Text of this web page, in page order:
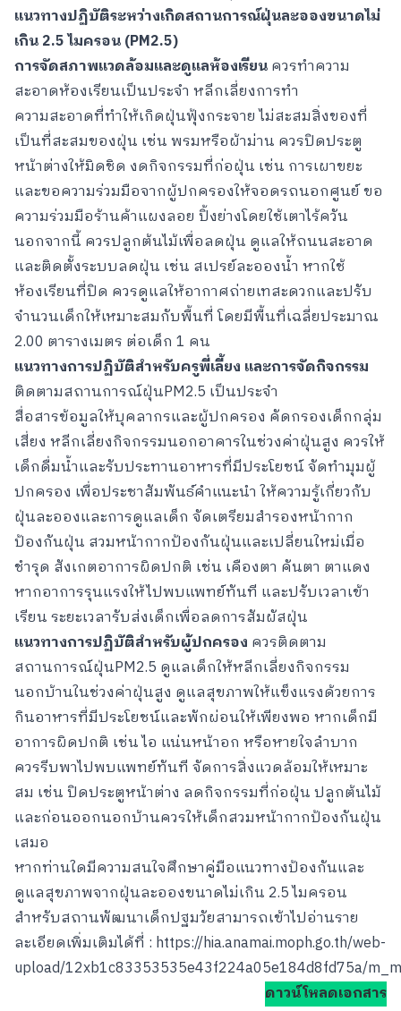
แนวทางปฏิบัติระหว่างเกิดสถานการณ์ฝุ่นละอองขนาดไม่
เกิน 2.5 ไมครอน (PM2.5)
การจัดสภาพแวดล้อมและดูแลห้องเรียนควรทำความ
สะอาดห้องเรียนเป็นประจำ หลีกเลี่ยงการทำ
ความสะอาดที่ทำให้เกิดฝุ่นฟุ้งกระจาย ไม่สะสมสิ่งของที่
เป็นที่สะสมของฝุ่น เช่น พรมหรือผ้าม่าน ควรปิดประตู
หน้าต่างให้มิดชิด งดกิจกรรมที่ก่อฝุ่น เช่น การเผาขยะ
และขอความร่วมมือจากผู้ปกครองให้จอดรถนอกศูนย์ ขอ
ความร่วมมือร้านค้าแผงลอย ปิ้งย่างโดยใช้เตาไร้ควัน
นอกจากนี้ ควรปลูกต้นไม้เพื่อลดฝุ่น ดูแลให้ถนนสะอาด
และติดตั้งระบบลดฝุ่น เช่น สเปรย์ละอองน้ำ หากใช้
ห้องเรียนที่ปิด ควรดูแลให้อากาศถ่ายเทสะดวกและปรับ
จำนวนเด็กให้เหมาะสมกับพื้นที่ โดยมีพื้นที่เฉลี่ยประมาณ
2.00 ตารางเมตร ต่อเด็ก 1 คน
แนวทางการปฏิบัติสำหรับครูพี่เลี้ยง และการจัดกิจกรรม
ติดตามสถานการณ์ฝุ่นPM2.5 เป็นประจำ
สื่อสารข้อมูลให้บุคลากรและผู้ปกครอง คัดกรองเด็กกลุ่ม
เสี่ยง หลีกเลี่ยงกิจกรรมนอกอาคารในช่วงค่าฝุ่นสูง ควรให้
เด็กดื่มน้ำและรับประทานอาหารที่มีประโยชน์ จัดทำมุมผู้
ปกครอง เพื่อประชาสัมพันธ์คำแนะนำ ให้ความรู้เกี่ยวกับ
ฝุ่นละอองและการดูแลเด็ก จัดเตรียมสำรองหน้ากาก
ป้องกันฝุ่น สวมหน้ากากป้องกันฝุ่นและเปลี่ยนใหม่เมื่อ
ชำรุด สังเกตอาการผิดปกติ เช่น เคืองตา คันตา ตาแดง
หากอาการรุนแรงให้ไปพบแพทย์ทันที และปรับเวลาเข้า
เรียน ระยะเวลารับส่งเด็กเพื่อลดการสัมผัสฝุ่น
แนวทางการปฏิบัติสำหรับผู้ปกครอง ควรติดตาม
สถานการณ์ฝุ่นPM2.5 ดูแลเด็กให้หลีกเลี่ยงกิจกรรม
นอกบ้านในช่วงค่าฝุ่นสูง ดูแลสุขภาพให้แข็งแรงด้วยการ
กินอาหารที่มีประโยชน์และพักผ่อนให้เพียงพอ หากเด็กมี
อาการผิดปกติ เช่น ไอ แน่นหน้าอก หรือหายใจลำบาก
ควรรีบพาไปพบแพทย์ทันที จัดการสิ่งแวดล้อมให้เหมาะ
สม เช่น ปิดประตูหน้าต่าง ลดกิจกรรมที่ก่อฝุ่น ปลูกต้นไม้
และก่อนออกนอกบ้านควรให้เด็กสวมหน้ากากป้องกันฝุ่น
เสมอ
หากท่านใดมีความสนใจศึกษาคู่มือแนวทางป้องกันและ
ดูแลสุขภาพจากฝุ่นละอองขนาดไม่เกิน 2.5 ไมครอน
สำหรับสถานพัฒนาเด็กปฐมวัยสามารถเข้าไปอ่านราย
ละเอียดเพิ่มเติมได้ที่ : https://hia.anamai.moph.go.th/web-
upload/12xb1c83353535e43f224a05e184d8fd75a/
ดาวน์โหลดเอกสาร